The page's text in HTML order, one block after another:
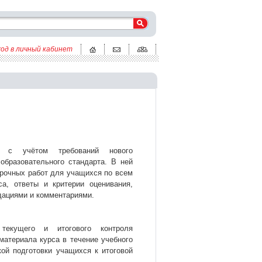
в личный кабинет
с учётом требований нового
стандарта. В ней
работ для учащихся по всем
ответы и критерии оценивания,
и комментариями.
и итогового контроля
курса в течение учебного
подготовки учащихся к итоговой